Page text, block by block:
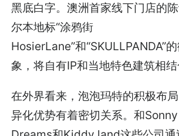
黑底白字。澳洲首家线下门店的
尔本地标“涂鸦街
HosierLane”和“SKULLPANDA”
象，将自有IP和当地特色建筑相结
在外界看来，泡泡玛特的积极布
异化优势有着密切关系。和